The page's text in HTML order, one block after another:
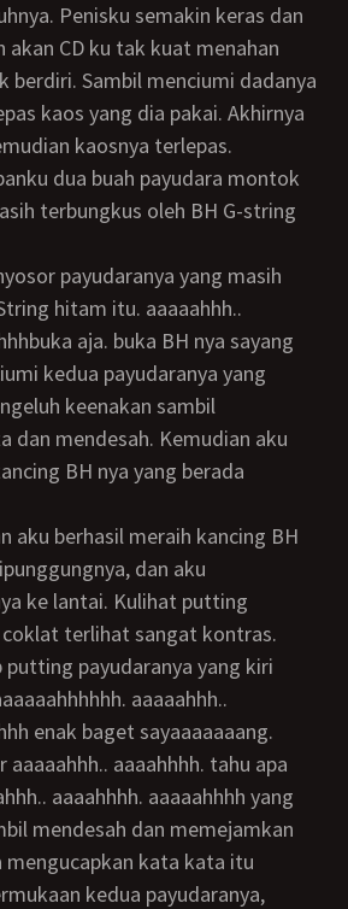
Penisku semakin keras dan
akan CD ku tak kuat menahan
berdiri. Sambil menciumi dadanya
kaos yang dia pakai. Akhirnya
kaosnya terlepas.
dua buah payudara montok
terbungkus oleh BH G-string
hitam itu. aaaaahhh..
aja. buka BH nya sayang
kedua payudaranya yang
keenakan sambil
dan mendesah. Kemudian aku
BH nya yang berada
dan aku
ke lantai. Kulihat putting
coklat terlihat sangat kontras.
putting payudaranya yang kiri
aaaaahhh..
enak baget sayaaaaaaang.
aaaahhhh. aaaaahhhh yang
mendesah dan memejamkan
mengucapkan kata kata itu
kedua payudaranya,